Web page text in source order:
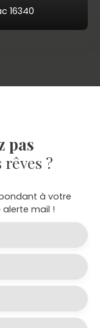
16340
pas
?
à votre
mail !